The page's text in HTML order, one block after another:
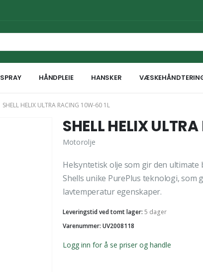
SPRAY HÅNDPLEIE HANSKER
SHELL HELIX ULTRA RACING 10W-60 1L
SHELL HELIX
Motorolje
Helsyntetisk olje som gir den
Shells unike PurePlus teknologi,
lavtemperatur egenskaper.
Leveringstid ved tomt lager: 5 dager
Varenummer: UV2008118
Logg inn for å se priser og handle